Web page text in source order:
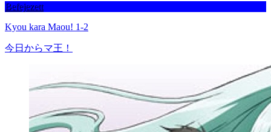
Befejezett
Kyou kara Maou! 1-2
今日からマ王！